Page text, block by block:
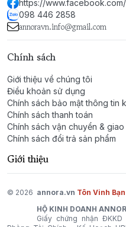
https://
098 446 2858
annoravn.info@gmail.com
Chính sách
Giới thiệu về chúng tôi
Điều khoản sử dụng
Chính sách bảo mật thông tin
Chính sách thanh toán
Chính sách vận chuyển &
Chính sách đổi trả sản phẩm
Giới thiệu
© 2026 annora.vn Tôn Vinh
HỘ KINH DOANH
Giấy chứng nhận ĐKKD